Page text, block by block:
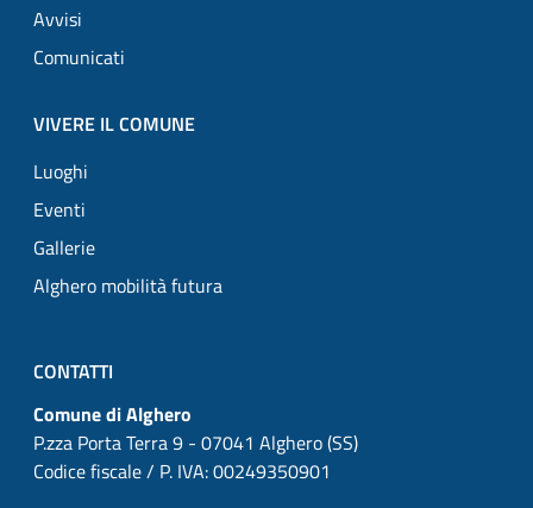
Avvisi
Comunicati
VIVERE IL COMUNE
Luoghi
Eventi
Gallerie
Alghero mobilità futura
CONTATTI
Comune di Alghero
P.zza Porta Terra 9 - 07041 Alghero (SS)
Codice fiscale / P. IVA: 00249350901